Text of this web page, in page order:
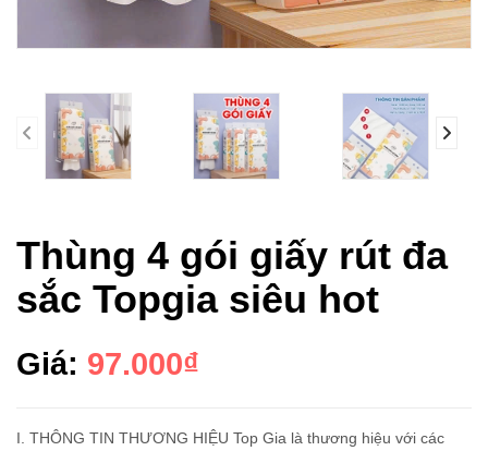
prev
Thùng 4 gói giấy rút đa
sắc Topgia siêu hot
Giá: 97.000₫
I. THÔNG TIN THƯƠNG HIỆU Top Gia là thương hiệu với các